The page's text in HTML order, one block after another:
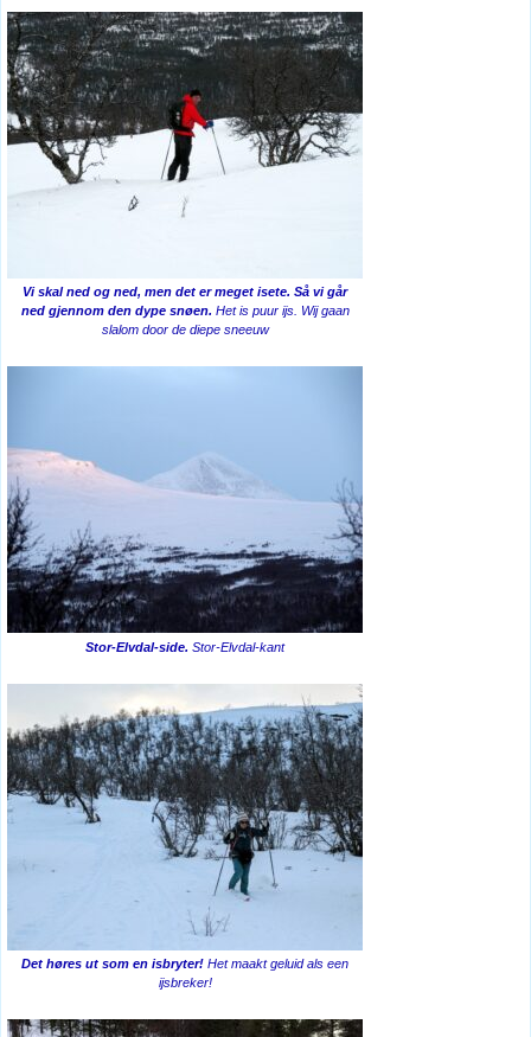
Vi skal ned og ned, men det er meget isete. Så vi går
ned gjennom den dype snøen. Het is puur ijs. Wij gaan
slalom door de diepe sneeuw
Stor-Elvdal-side. Stor-Elvdal-kant
Det høres ut som en isbryter! Het maakt geluid als een
ijsbreker!